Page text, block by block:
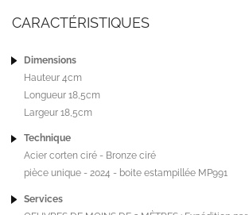
CARACTÉRISTIQUES
Dimensions
Hauteur 4cm
Longueur 18,5cm
Largeur 18,5cm
Technique
Acier corten ciré - Bronze ciré
pièce unique - 2024 - boite estampillée MP991
Services